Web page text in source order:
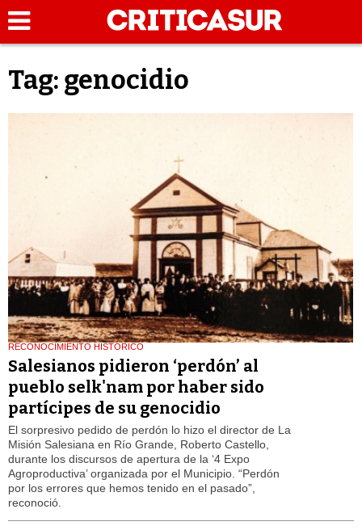
Tag: genocidio
RECONOCIMIENTO HISTÓRICO
Salesianos pidieron ‘perdón’ al
pueblo selk'nam por haber sido
partícipes de su genocidio
El sorpresivo pedido de perdón lo hizo el director de La
Misión Salesiana en Río Grande, Roberto Castello,
durante los discursos de apertura de la ‘4 Expo
Agroproductiva’ organizada por el Municipio. “Perdón
por los errores que hemos tenido en el pasado”,
reconoció.